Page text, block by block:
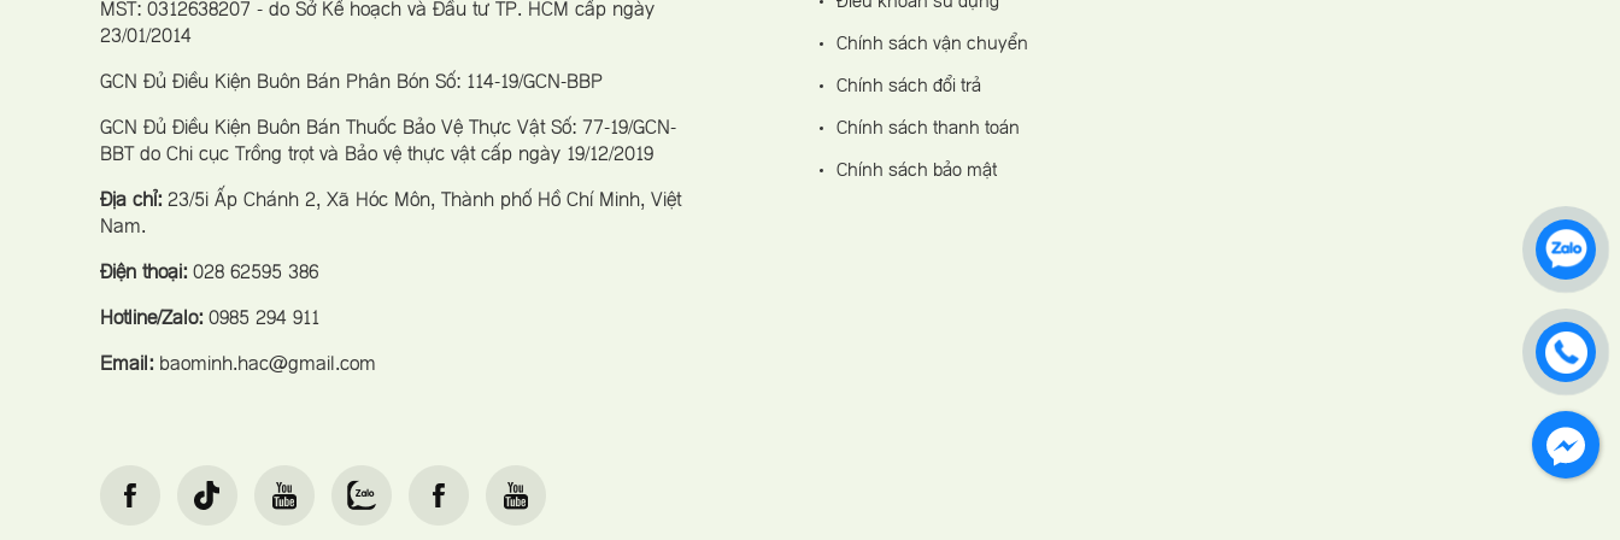
MST: 0312638207 - do Sở Kế hoạch và Đầu tư TP. HCM cấp ngày
23/01/2014
GCN Đủ Điều Kiện Buôn Bán Phân Bón Số: 114-19/GCN-BBP
GCN Đủ Điều Kiện Buôn Bán Thuốc Bảo Vệ Thực Vật Số: 77-19/GCN-
BBT do Chi cục Trồng trọt và Bảo vệ thực vật cấp ngày 19/12/2019
Địa chỉ:23/5i Ấp Chánh 2, Xã Hóc Môn, Thành phố Hồ Chí Minh, Việt
Nam.
Điện thoại:028 62595 386
Hotline/Zalo:0985 294 911
Email: baominh.hac@gmail.com
Chính sách vận chuyển
Chính sách đổi trả
Chính sách thanh toán
Chính sách bảo mật